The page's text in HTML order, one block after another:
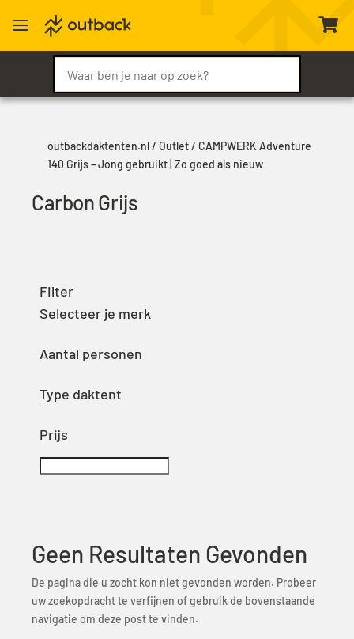
a 
outbackdaktenten.nl/Outlet/ CAMPWERK Adventure
140 Grijs – Jong gebruikt | Zo goed als nieuw
Carbon Grijs
Filter
Selecteer je merk
Aantal personen
Type daktent
Prijs
Geen Resultaten Gevonden
De pagina die u zocht kon niet gevonden worden. Probeer
uw zoekopdracht te verfijnen of gebruik de bovenstaande
navigatie om deze post te vinden.